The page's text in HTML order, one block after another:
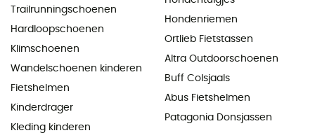
Trailrunningschoenen
Hardloopschoenen
Klimschoenen
Wandelschoenen kinderen
Fietshelmen
Kinderdrager
Kleding kinderen
Hondenriemen
Ortlieb Fietstassen
Altra Outdoorschoenen
Buff Colsjaals
Abus Fietshelmen
Patagonia Donsjassen